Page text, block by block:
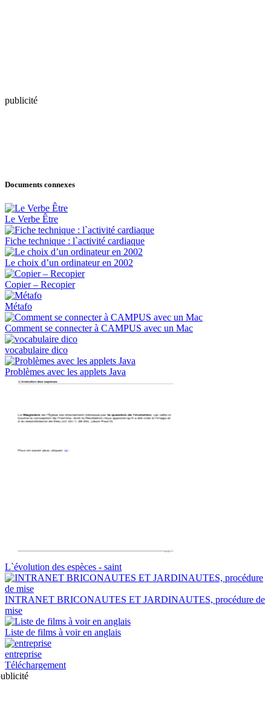
publicité
Documents connexes
Le Verbe Être
Fiche technique : l`activité cardiaque
Le choix d’un ordinateur en 2002
Copier – Recopier
Métafo
Comment se connecter à CAMPUS avec un Mac
vocabulaire dico
Problèmes avec les applets Java
L`évolution des espèces - saint
INTRANET BRICONAUTES ET JARDINAUTES, procédure de
mise
Liste de films à voir en anglais
entreprise
Téléchargement